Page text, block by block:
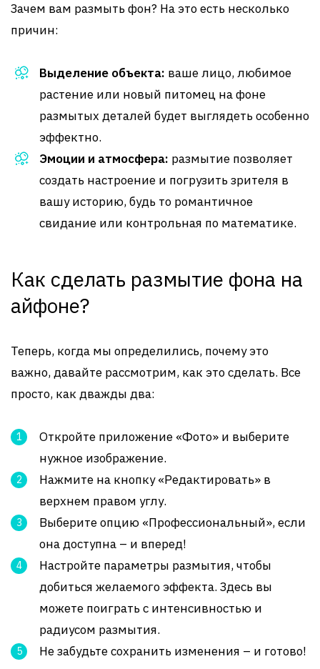
Зачем вам размыть фон? На это есть несколько
причин:
Выделение объекта: ваше лицо, любимое
растение или новый питомец на фоне
размытых деталей будет выглядеть особенно
эффектно.
Эмоции и атмосфера: размытие позволяет
создать настроение и погрузить зрителя в
вашу историю, будь то романтичное
свидание или контрольная по математике.
Как сделать размытие фона на
айфоне?
Теперь, когда мы определились, почему это
важно, давайте рассмотрим, как это сделать. Все
просто, как дважды два:
Откройте приложение «Фото» и выберите
нужное изображение.
Нажмите на кнопку «Редактировать» в
верхнем правом углу.
Выберите опцию «Профессиональный», если
она доступна – и вперед!
Настройте параметры размытия, чтобы
добиться желаемого эффекта. Здесь вы
можете поиграть с интенсивностью и
радиусом размытия.
Не забудьте сохранить изменения – и готово!